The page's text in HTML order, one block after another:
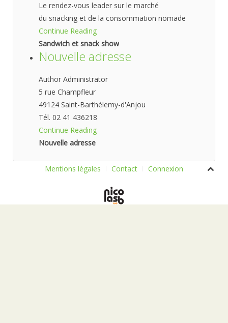
Le rendez-vous leader sur le marché
du snacking et de la consommation nomade
Continue Reading
Sandwich et snack show
Nouvelle adresse
Author Administrator
5 rue Champfleur
49124 Saint-Barthélemy-d'Anjou
Tél. 02 41 436218
Continue Reading
Nouvelle adresse
Mentions légales Contact Connexion